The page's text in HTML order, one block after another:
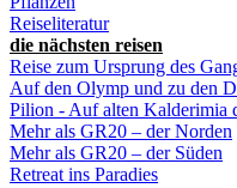
Reiseliteratur
die nächsten reisen
Reise zum Ursprung des
Auf den Olymp und zu den
Pilion - Auf alten Kalderimia
Mehr als GR20 – der Norden
Mehr als GR20 – der Süden
Retreat ins Paradies